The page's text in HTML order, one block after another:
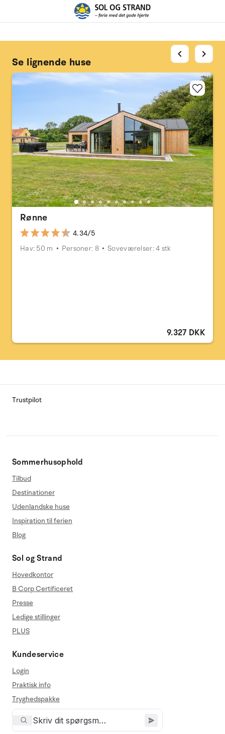
Se lignende huse
Rønne
4.34/5
Hav: 50 m
Personer: 8 Soveværelser: 4 stk
9.327 DKK
chevron_left chevron_right
Trustpilot
Sommerhusophold
Tilbud
Destinationer
Udenlandske huse
Inspiration til ferien
Blog
Sol og Strand
Hovedkontor
B Corp Certificeret
Presse
Ledige stillinger
PLUS
Kundeservice
Login
Praktisk info
Tryghedspakke